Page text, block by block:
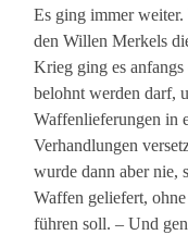
Es ging immer
den Willen Merkels
Krieg ging es
belohnt werden darf,
Waffenlieferungen in
Verhandlungen
wurde dann aber nie,
Waffen geliefert,
führen soll. – Und